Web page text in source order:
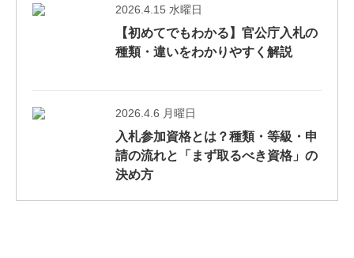
2026.4.15 水曜日
【初めてでもわかる】官公庁入札の
種類・違いをわかりやすく解説
2026.4.6 月曜日
入札参加資格とは？種類・等級・申
請の流れと「まず取るべき資格」の
決め方